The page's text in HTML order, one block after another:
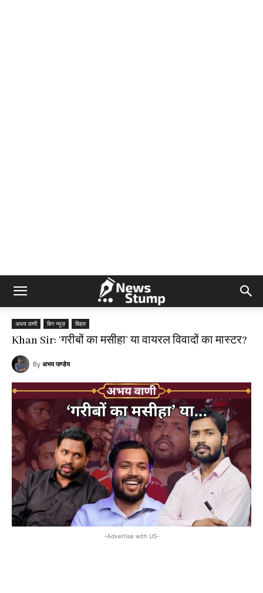
अभय वाणी बिग न्यूज़ बिहार
Khan Sir: ‘गरीबों का मसीहा’ या वायरल विवादों का मास्टर?
By अभय पाण्डेय
-Advertise with US-